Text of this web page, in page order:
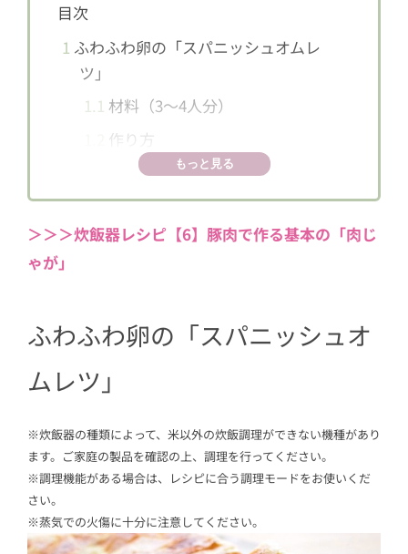
目次
1 ふわふわ卵の「スパニッシュオムレ
ツ」
1.1 材料（3〜4人分）
作り方
もっと見る
＞＞＞炊飯器レシピ【6】豚肉で作る基本の「肉じ
ゃが」
ふわふわ卵の「スパニッシュオ
ムレツ」
※炊飯器の種類によって、米以外の炊飯調理ができない機種があり
ます。ご家庭の製品を確認の上、調理を行ってください。
※調理機能がある場合は、レシピに合う調理モードをお使いくだ
さい。
※蒸気での火傷に十分に注意してください。